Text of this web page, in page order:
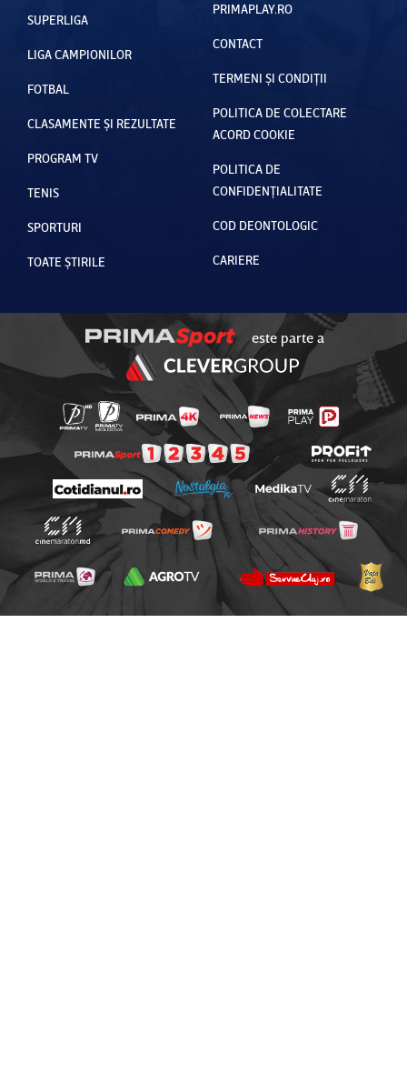
SUPERLIGA
LIGA CAMPIONILOR
FOTBAL
CLASAMENTE ȘI REZULTATE
PROGRAM TV
TENIS
SPORTURI
TOATE ȘTIRILE
PRIMAPLAY.RO
CONTACT
TERMENI ȘI CONDIȚII
POLITICA DE COLECTARE
ACORD COOKIE
POLITICA DE
CONFIDENȚIALITATE
COD DEONTOLOGIC
CARIERE
este parte a